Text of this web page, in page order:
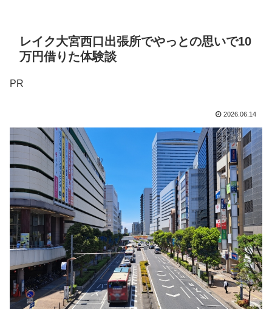
レイク大宮西口出張所でやっとの思いで10
万円借りた体験談
PR
2026.06.14